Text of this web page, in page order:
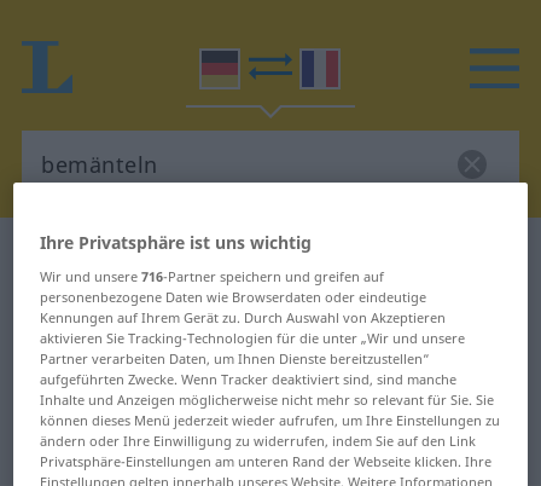
Deutsch-Französisch Wörterbuch
Deutsch-Französisch Übersetzung
für "bemänteln"
"bemänteln" Französisch
Übersetzung
Ihre Privatsphäre ist uns wichtig
Wir und unsere716-Partner speichern und greifen auf
personenbezogene Daten wie Browserdaten oder eindeutige
Kennungen auf Ihrem Gerät zu. Durch Auswahl von Akzeptieren
aktivieren Sie Tracking-Technologien für die unter „Wir und unsere
Partner verarbeiten Daten, um Ihnen Dienste bereitzustellen“
aufgeführten Zwecke. Wenn Tracker deaktiviert sind, sind manche
Inhalte und Anzeigen möglicherweise nicht mehr so relevant für Sie. Sie
können dieses Menü jederzeit wieder aufrufen, um Ihre Einstellungen zu
ändern oder Ihre Einwilligung zu widerrufen, indem Sie auf den Link
Privatsphäre-Einstellungen am unteren Rand der Webseite klicken. Ihre
Einstellungen gelten innerhalb unseres Website. Weitere Informationen